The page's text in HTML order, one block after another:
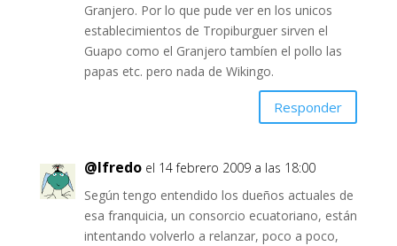
Granjero. Por lo que pude ver en los unicos
establecimientos de Tropiburguer sirven el
Guapo como el Granjero tambíen el pollo las
papas etc. pero nada de Wikingo.
Responder
@lfredo el 14 febrero 2009 a las 18:00
Según tengo entendido los dueños actuales de
esa franquicia, un consorcio ecuatoriano, están
intentando volverlo a relanzar, poco a poco,